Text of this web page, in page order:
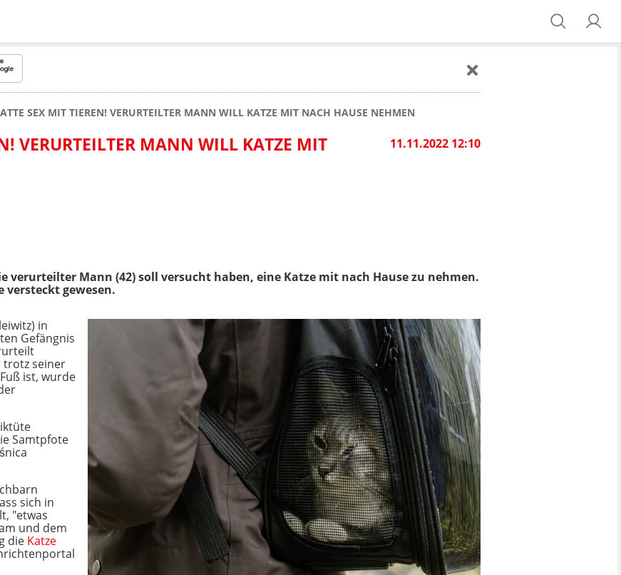
SEX MIT TIEREN! VERURTEILTER MANN WILL KATZE MIT NACH HAUSE NEHMEN
11.11.2022 12:10
VERURTEILTER MANN WILL KATZE MIT
verurteilter Mann (42) soll versucht haben, eine Katze mit nach Hause zu nehmen.
versteckt gewesen.
in
Gefängnis
trotz seiner
ist, wurde
Samtpfote
sich in
"etwas
und dem
die Katze